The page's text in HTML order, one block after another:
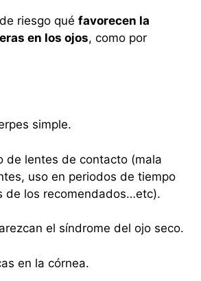
riesgo qué favorecen la
en los ojos, como por
simple.
de lentes de contacto (mala
uso en periodos de tiempo
de los recomendados…etc).
el síndrome del ojo seco.
en la córnea.